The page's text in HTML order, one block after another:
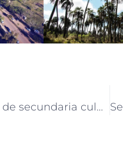
Cuatro estudiantes de secundaria culminaron pasantía en la Municipalidad de Colón